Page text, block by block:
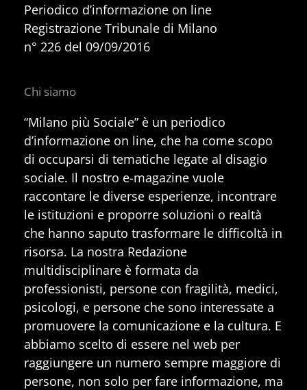
Periodico d’informazione on line
Registrazione Tribunale di Milano
n° 226 del 09/09/2016
Chi siamo
“Milano più Sociale” è un periodico
d’informazione on line, che ha come scopo
di occuparsi di tematiche legate al disagio
sociale. Il nostro e-magazine vuole
raccontare le diverse esperienze, incontrare
le istituzioni e proporre soluzioni o realtà
che hanno saputo trasformare le difficoltà in
risorsa. La nostra Redazione
multidisciplinare è formata da
professionisti, persone con fragilità, medici,
psicologi, e persone che sono interessate a
promuovere la comunicazione e la cultura. E
abbiamo scelto di essere nel web per
raggiungere un numero sempre maggiore di
persone, non solo per fare informazione, ma